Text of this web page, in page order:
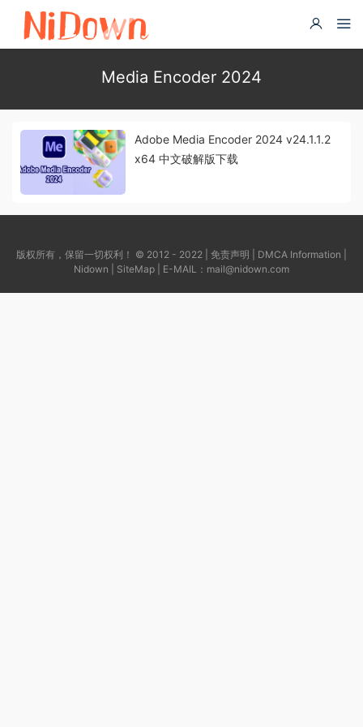
Media Encoder 2024
Adobe Media Encoder 2024 v24.1.1.2
x64 中文破解版下载
版权所有，保留一切权利！ © 2012 - 2022 | 免责声明 DMCA Information
Nidown
SiteMap | E-MAIL： mail@nidown.com